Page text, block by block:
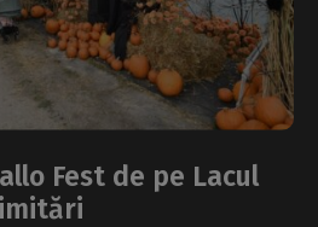
Fest de pe Lacul